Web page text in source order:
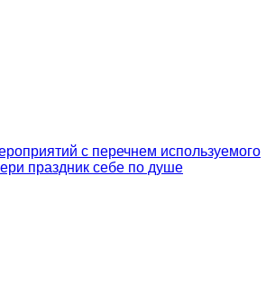
с перечнем используемого
праздник себе по душе